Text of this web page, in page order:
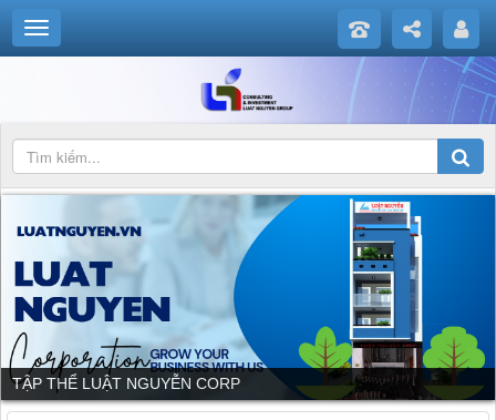
TẬP THỂ LUẬT NGUYỄN CORP